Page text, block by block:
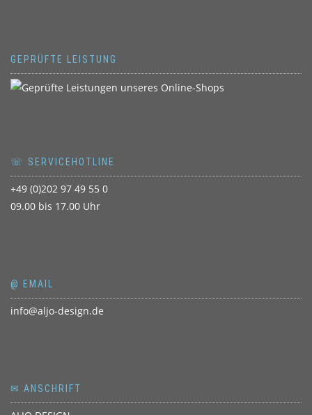
GEPRÜFTE LEISTUNG
☏ SERVICEHOTLINE
+49 (0)202 97 49 55 0
09.00 bis 17.00 Uhr
@ EMAIL
info@aljo-design.de
✉ ANSCHRIFT